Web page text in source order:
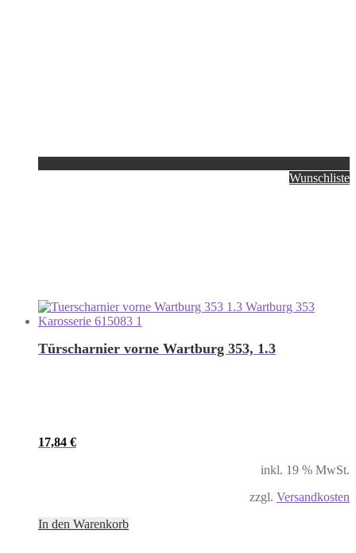
Wunschliste
Türscharnier vorne Wartburg 353, 1.3
17,84 €
inkl. 19 % MwSt.
zzgl. Versandkosten
In den Warenkorb